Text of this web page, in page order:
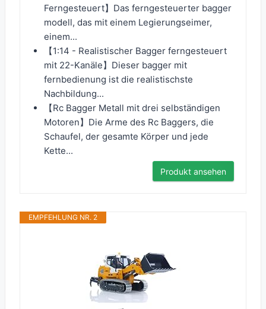
Ferngesteuert】Das ferngesteuerter bagger
modell, das mit einem Legierungseimer,
einem...
【1:14 - Realistischer Bagger ferngesteuert
mit 22-Kanäle】Dieser bagger mit
fernbedienung ist die realistischste
Nachbildung...
【Rc Bagger Metall mit drei selbständigen
Motoren】Die Arme des Rc Baggers, die
Schaufel, der gesamte Körper und jede
Kette...
Produkt ansehen
EMPFEHLUNG NR. 2